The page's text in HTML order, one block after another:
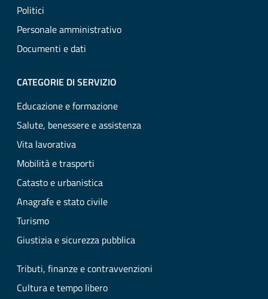
Politici
Personale amministrativo
Documenti e dati
CATEGORIE DI SERVIZIO
Educazione e formazione
Salute, benessere e assistenza
Vita lavorativa
Mobilità e trasporti
Catasto e urbanistica
Anagrafe e stato civile
Turismo
Giustizia e sicurezza pubblica
Tributi, finanze e contravvenzioni
Cultura e tempo libero